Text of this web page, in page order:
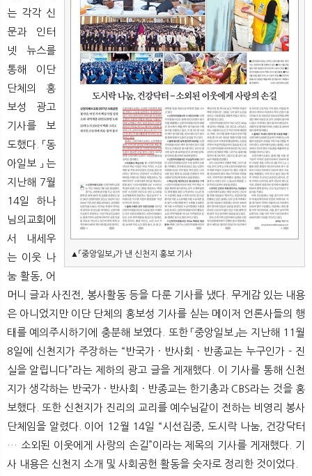
▲「중앙일보 」
는 각각 신
문과 인터
넷 뉴스를
통해 이단
단체의 홍
보성 광고
기사를 보
도했다. 「동
아일보」는
지난해 7월
14일 하나
님의교회에
서 내세우
는 이웃 나
눔 활동, 어
머니 글과 사진전, 봉사활동 등을 다룬 기사를 냈다. 무게감 있는 내용
은 아니었지만 이단 단체의 홍보성 기사를 싣는 메이저 언론사들의 행
태를 예의주시하기에 충분해 보였다. 또한 「중앙일보」는 지난해 11월
8일에 신천지가 주장하는 “반국가 · 반사회 · 반종교는 누구인가 - 진
실을 알립니다”라는 제하의 광고 글을 게재했다. 이 기사를 통해 신천
지가 생각하는 반국가 · 반사회 · 반종교는 한기총과 CBS라는 것을 홍
보했다. 또한 신천지가 진리의 교리를 예수님같이 전하는 비영리 봉사
단체임을 알렸다. 이어 12월 14일 “시선집중, 도시락 나눔, 건강닥터
… 소외된 이웃에게 사랑의 손길”이라는 제목의 기사를 게재했다. 기
사 내용은 신천지 소개 및 사회공헌 활동을 숫자로 정리한 것이었다.